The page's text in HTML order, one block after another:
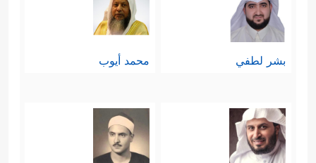
بشر لطفي محمد أيوب